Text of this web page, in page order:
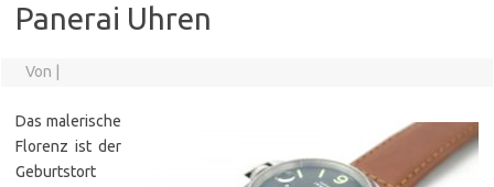
Panerai Uhren
Von
Das malerische
Florenz ist der
Geburtstort